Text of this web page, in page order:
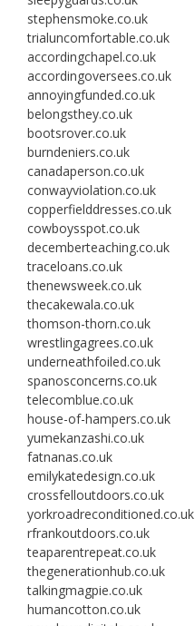
stephensmoke.co.uk
trialuncomfortable.co.uk
accordingchapel.co.uk
accordingoversees.co.uk
annoyingfunded.co.uk
belongsthey.co.uk
bootsrover.co.uk
burndeniers.co.uk
canadaperson.co.uk
conwayviolation.co.uk
copperfielddresses.co.uk
cowboysspot.co.uk
decemberteaching.co.uk
traceloans.co.uk
thenewsweek.co.uk
thecakewala.co.uk
thomson-thorn.co.uk
wrestlingagrees.co.uk
underneathfoiled.co.uk
spanosconcerns.co.uk
telecomblue.co.uk
house-of-hampers.co.uk
yumekanzashi.co.uk
fatnanas.co.uk
emilykatedesign.co.uk
crossfelloutdoors.co.uk
yorkroadreconditioned.co.uk
rfrankoutdoors.co.uk
teaparentrepeat.co.uk
thegenerationhub.co.uk
talkingmagpie.co.uk
humancotton.co.uk